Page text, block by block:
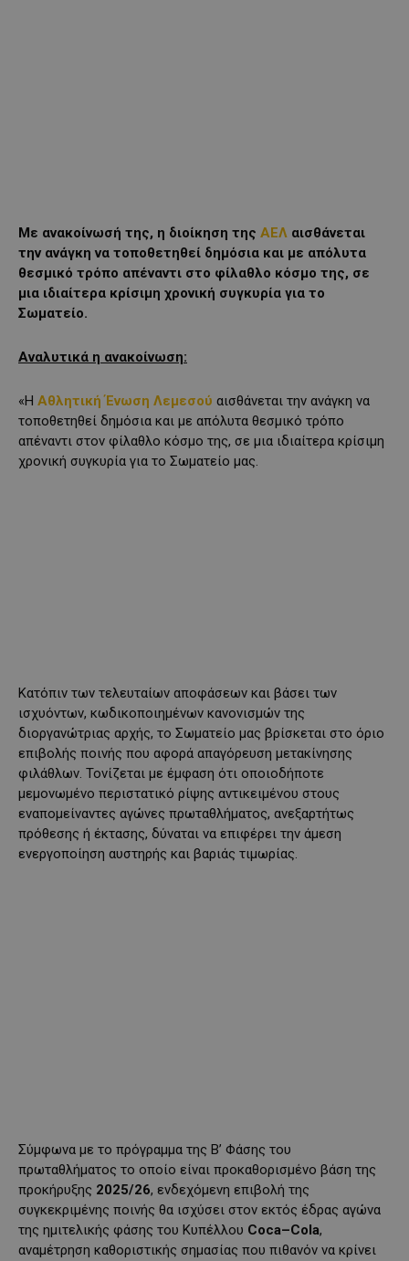
Με ανακοίνωσή της, η διοίκηση της ΑΕΛ αισθάνεται
την ανάγκη να τοποθετηθεί δημόσια και με απόλυτα
θεσμικό τρόπο απέναντι στο φίλαθλο κόσμο της, σε
μια ιδιαίτερα κρίσιμη χρονική συγκυρία για το
Σωματείο.
Αναλυτικά η ανακοίνωση:
«Η Αθλητική Ένωση Λεμεσού αισθάνεται την ανάγκη να
τοποθετηθεί δημόσια και με απόλυτα θεσμικό τρόπο
απέναντι στον φίλαθλο κόσμο της, σε μια ιδιαίτερα κρίσιμη
χρονική συγκυρία για το Σωματείο μας.
Κατόπιν των τελευταίων αποφάσεων και βάσει των
ισχυόντων, κωδικοποιημένων κανονισμών της
διοργανώτριας αρχής, το Σωματείο μας βρίσκεται στο όριο
επιβολής ποινής που αφορά απαγόρευση μετακίνησης
φιλάθλων. Τονίζεται με έμφαση ότι οποιοδήποτε
μεμονωμένο περιστατικό ρίψης αντικειμένου στους
εναπομείναντες αγώνες πρωταθλήματος, ανεξαρτήτως
πρόθεσης ή έκτασης, δύναται να επιφέρει την άμεση
ενεργοποίηση αυστηρής και βαριάς τιμωρίας.
Σύμφωνα με το πρόγραμμα της Β’ Φάσης του
πρωταθλήματος το οποίο είναι προκαθορισμένο βάση της
προκήρυξης 2025/26, ενδεχόμενη επιβολή της
συγκεκριμένης ποινής θα ισχύσει στον εκτός έδρας αγώνα
της ημιτελικής φάσης του Κυπέλλου Coca–Cola,
αναμέτρηση καθοριστικής σημασίας που πιθανόν να κρίνει